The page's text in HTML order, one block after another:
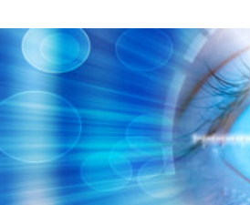
to
contentvinivida.lk